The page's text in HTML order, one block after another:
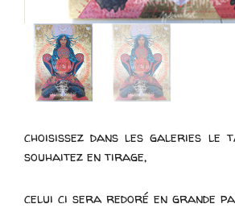
choisissez dans les galeries le
souhaitez en tirage,
celui ci sera redoré en grande